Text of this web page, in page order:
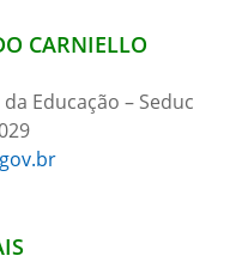
CARNIELLO
Educação – Seduc